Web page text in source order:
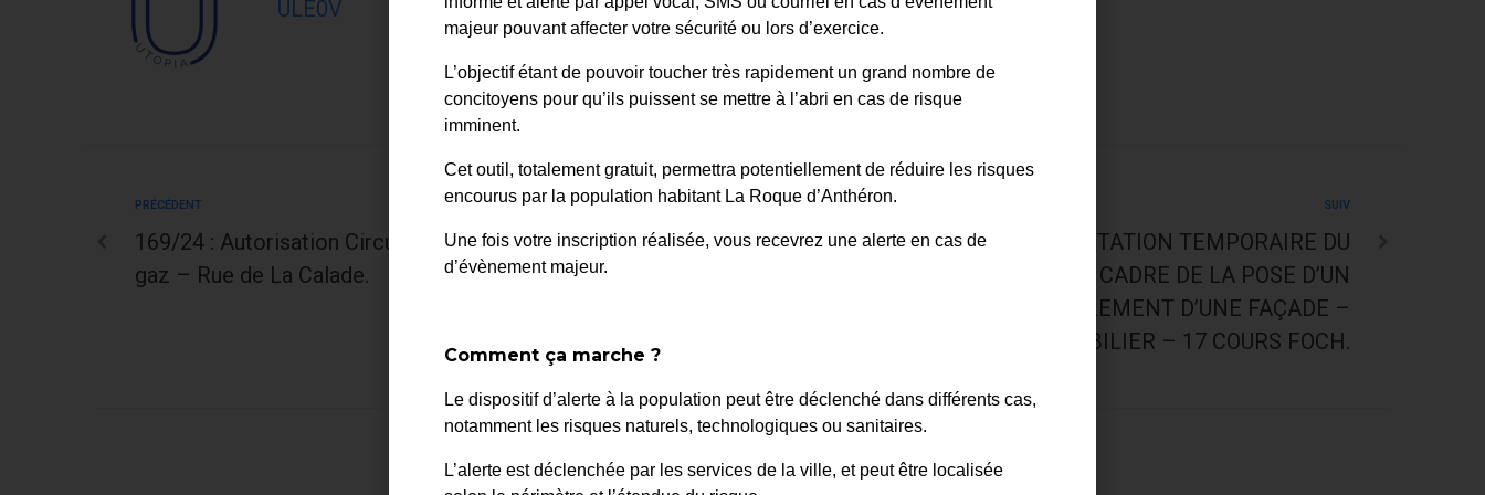
ULE0V
PRÉCÉDENT
169/24 : Autorisation Circulation et Stationnement – Réseau
gaz – Rue de La Calade.
SUIV
171/2024 : REGLEMENTATION TEMPORAIRE DU
STATIONNEMENT DANS LE CADRE DE LA POSE D’UN
ECHAFFAUDAGE POUR LE RAVALEMENT D’UNE FAÇADE –
NATIS IMMOBILIER – 17 COURS FOCH.
majeur pouvant affecter votre sécurité ou lors d’exercice.
L’objectif étant de pouvoir toucher très rapidement un grand nombre de
concitoyens pour qu’ils puissent se mettre à l’abri en cas de risque
imminent.
Cet outil, totalement gratuit, permettra potentiellement de réduire les risques
encourus par la population habitant La Roque d’Anthéron.
Une fois votre inscription réalisée, vous recevrez une alerte en cas de
d’évènement majeur.
Comment ça marche ?
Le dispositif d’alerte à la population peut être déclenché dans différents cas,
notamment les risques naturels, technologiques ou sanitaires.
L’alerte est déclenchée par les services de la ville, et peut être localisée